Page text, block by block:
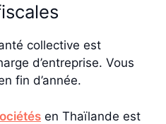
collective est
d’entreprise. Vous
fin d’année.
en Thaïlande est